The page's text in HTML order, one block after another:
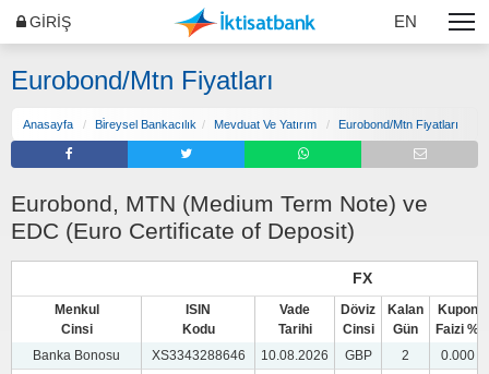
GİRİŞ EN
Eurobond/Mtn Fiyatları
Anasayfa Bi̇reysel Bankacılık Mevduat Ve Yatırım Eurobond/Mtn Fiyatları
Eurobond, MTN (Medium Term Note) ve
EDC (Euro Certificate of Deposit)
FX
Menkul
Cinsi
ISIN
Kodu
Vade
Tarihi
Döviz
Cinsi
Kalan
Gün
Kupon
Faizi %
Banka Bonosu
XS3343288646 10.08.2026 GBP 2
0.000